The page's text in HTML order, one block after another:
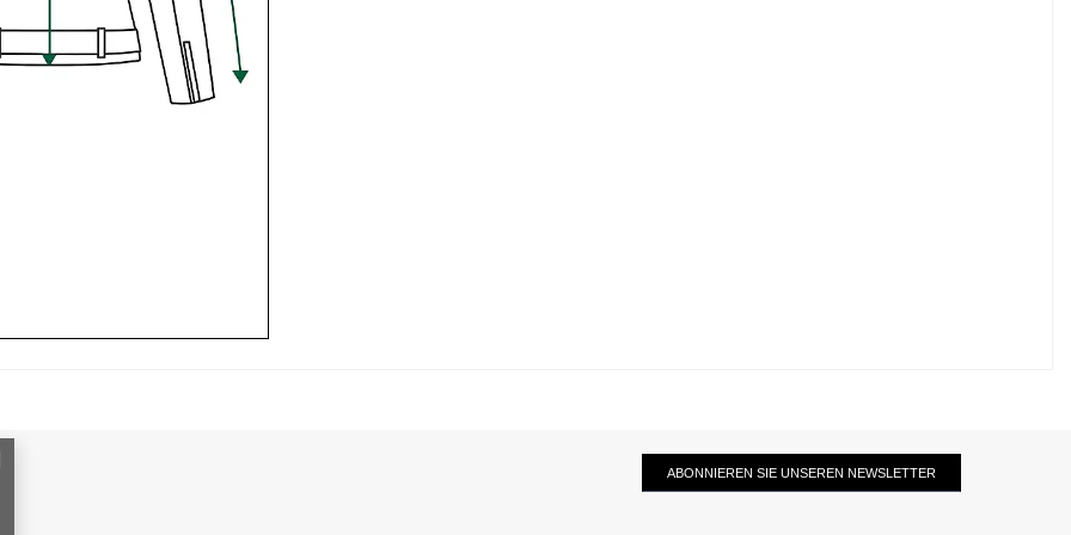
ABONNIEREN SIE UNSEREN NEWSLETTER